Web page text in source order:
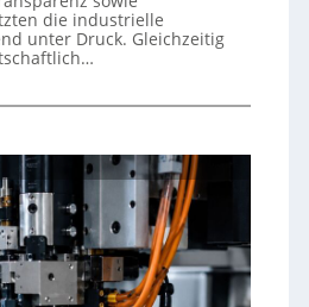
die industrielle
unter Druck. Gleichzeitig